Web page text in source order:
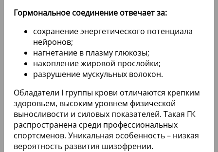
Гормональное соединение отвечает за:
сохранение энергетического потенциала
нейронов;
нагнетание в плазму глюкозы;
накопление жировой прослойки;
разрушение мускульных волокон.
Обладатели I группы крови отличаются крепким
здоровьем, высоким уровнем физической
выносливости и силовых показателей. Такая ГК
распространена среди профессиональных
спортсменов. Уникальная особенность – низкая
вероятность развития шизофрении.